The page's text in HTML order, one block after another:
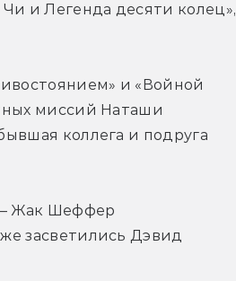
и Легенда десяти колец»,
и «Войной
миссий Наташи
коллега и подруга
Жак Шеффер
засветились Дэвид